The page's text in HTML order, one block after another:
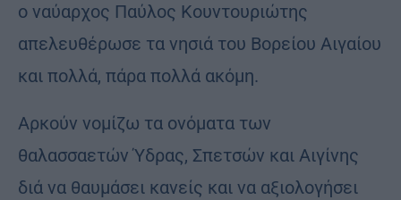
ο ναύαρχος Παύλος Κουντουριώτης
απελευθέρωσε τα νησιά του Βορείου Αιγαίου
και πολλά, πάρα πολλά ακόμη.
Αρκούν νομίζω τα ονόματα των
θαλασσαετών Ύδρας, Σπετσών και Αιγίνης
διά να θαυμάσει κανείς και να αξιολογήσει